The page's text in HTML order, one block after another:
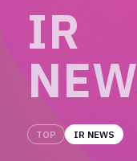
IR
NEW
TOP IR NEWS